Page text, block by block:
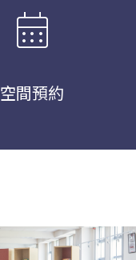
calendar_month
空間預約